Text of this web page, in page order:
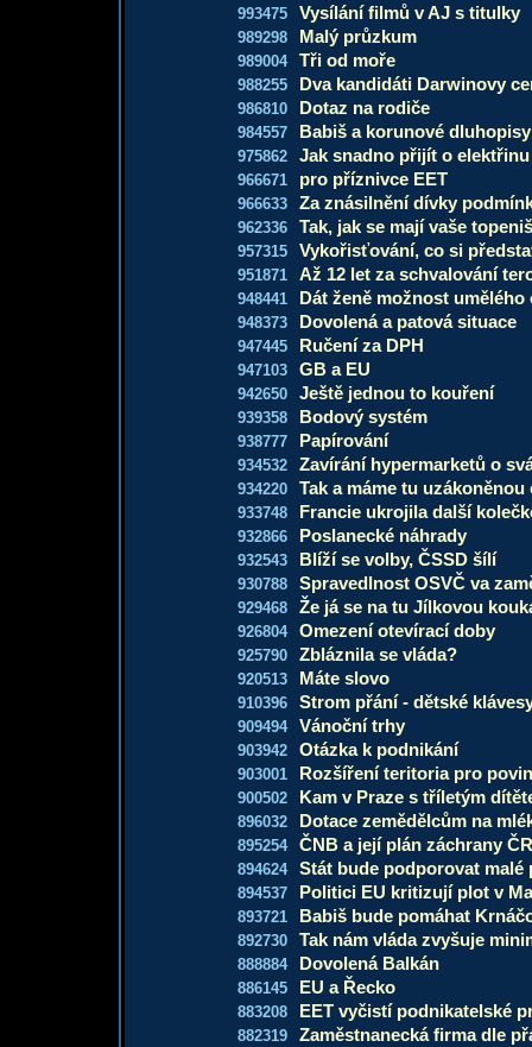
993475 Vysílání filmů v AJ s titulky
989298 Malý průzkum
989004 Tři od moře
988255 Dva kandidáti Darwinovy
986810 Dotaz na rodiče
984557 Babiš a korunové dluhopisy
975862 Jak snadno přijít o elektřinu
966671 pro příznivce EET
966633 Za znásilnění dívky
962336 Tak, jak se mají vaše
957315 Vykořisťování, co si
951871 Až 12 let za schvalování
948441 Dát ženě možnost
948373 Dovolená a patová situace
947445 Ručení za DPH
947103 GB a EU
942650 Ještě jednou to kouření
939358 Bodový systém
938777 Papírování
934532 Zavírání hypermarketů o
934220 Tak a máme tu uzákoněnou
933748 Francie ukrojila další
932866 Poslanecké náhrady
932543 Blíží se volby, ČSSD šílí
930788 Spravedlnost OSVČ va
929468 Že já se na tu Jílkovou
926804 Omezení otevírací doby
925790 Zbláznila se vláda?
920513 Máte slovo
910396 Strom přání - dětské
909494 Vánoční trhy
903942 Otázka k podnikání
903001 Rozšíření teritoria pro
900502 Kam v Praze s tříletým
896032 Dotace zemědělcům na
895254 ČNB a její plán záchrany ČR
894624 Stát bude podporovat malé
894537 Politici EU kritizují plot v
893721 Babiš bude pomáhat
892730 Tak nám vláda zvyšuje
888884 Dovolená Balkán
886145 EU a Řecko
883208 EET vyčistí podnikatelské
882319 Zaměstnanecká firma dle